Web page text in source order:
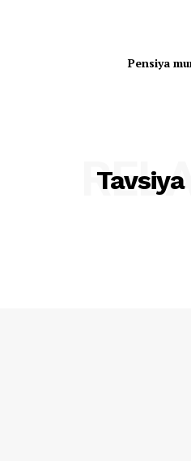
Pensiya